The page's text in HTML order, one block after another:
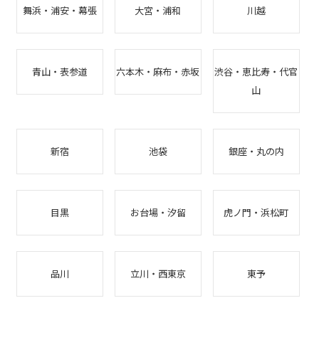
舞浜・浦安・幕張 大宮・浦和 川越
青山・表参道 六本木・麻布・赤坂
渋谷・恵比寿・代官
山
新宿 池袋 銀座・丸の内
目黒 お台場・汐留 虎ノ門・浜松町
品川 立川・西東京 東予